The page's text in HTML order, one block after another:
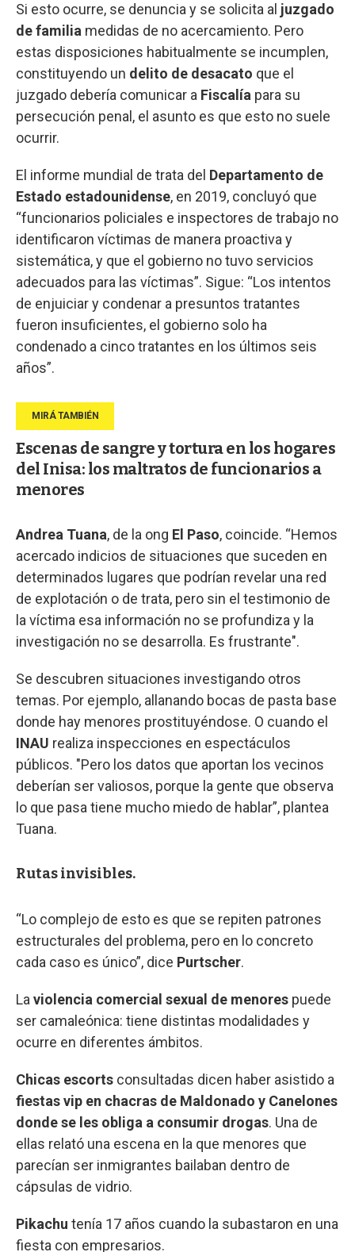
Si esto ocurre, se denuncia y se solicita al juzgado
de familia medidas de no acercamiento. Pero
estas disposiciones habitualmente se incumplen,
constituyendo un delito de desacato que el
juzgado debería comunicar a Fiscalía para su
persecución penal, el asunto es que esto no suele
ocurrir.
El informe mundial de trata del Departamento de
Estado estadounidense, en 2019, concluyó que
“funcionarios policiales e inspectores de trabajo no
identificaron víctimas de manera proactiva y
sistemática, y que el gobierno no tuvo servicios
adecuados para las víctimas”. Sigue: “Los intentos
de enjuiciar y condenar a presuntos tratantes
fueron insuficientes, el gobierno solo ha
condenado a cinco tratantes en los últimos seis
años”.
Escenas de sangre y tortura en los hogares
del Inisa: los maltratos de funcionarios a
menores
Andrea Tuana, de la ong El Paso, coincide. “Hemos
acercado indicios de situaciones que suceden en
determinados lugares que podrían revelar una red
de explotación o de trata, pero sin el testimonio de
la víctima esa información no se profundiza y la
investigación no se desarrolla. Es frustrante".
Se descubren situaciones investigando otros
temas. Por ejemplo, allanando bocas de pasta base
donde hay menores prostituyéndose. O cuando el
INAU realiza inspecciones en espectáculos
públicos. "Pero los datos que aportan los vecinos
deberían ser valiosos, porque la gente que observa
lo que pasa tiene mucho miedo de hablar”, plantea
Tuana.
Rutas invisibles.
“Lo complejo de esto es que se repiten patrones
estructurales del problema, pero en lo concreto
cada caso es único”, dice Purtscher.
La violencia comercial sexual de menores puede
ser camaleónica: tiene distintas modalidades y
ocurre en diferentes ámbitos.
Chicas escorts consultadas dicen haber asistido a
fiestas vip en chacras de Maldonado y Canelones
donde se les obliga a consumir drogas. Una de
ellas relató una escena en la que menores que
parecían ser inmigrantes bailaban dentro de
cápsulas de vidrio.
Pikachu tenía 17 años cuando la subastaron en una
fiesta con empresarios.